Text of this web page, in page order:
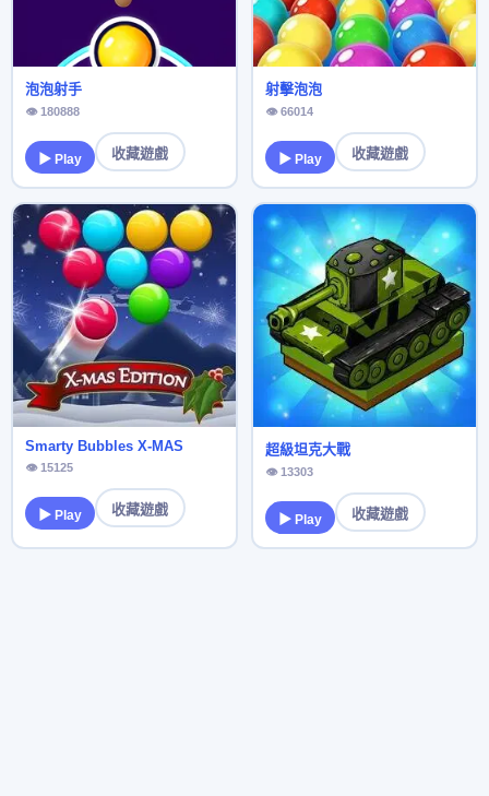
泡泡射手
👁 180888
▶ Play 收藏遊戲
射擊泡泡
👁 66014
▶ Play 收藏遊戲
Smarty Bubbles X-MAS
👁 15125
▶ Play 收藏遊戲
超級坦克大戰
👁 13303
▶ Play 收藏遊戲